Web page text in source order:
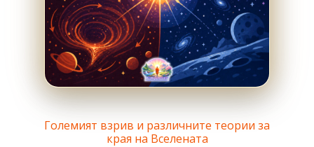
Големият взрив и различните теории за
края на Вселената